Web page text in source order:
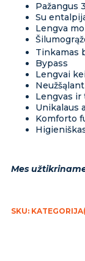
Pažangus
Su
Lengva
Tinkamas
Bypass
Lengvai
Lengvas ir
Unikalaus
Komforto
Mes
SKU: